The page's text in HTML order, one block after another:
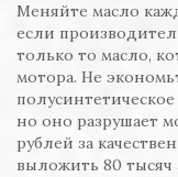
Меняйте масло
если
только то масло,
мотора. Не
но оно разрушает
рублей за
выложить 80 тысяч